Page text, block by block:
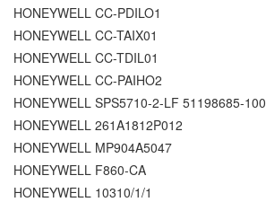
HONEYWELL CC-PDILO1
HONEYWELL CC-TAIX01
HONEYWELL CC-TDIL01
HONEYWELL CC-PAIHO2
HONEYWELL SPS5710-2-LF 51198685-100
HONEYWELL 261A1812P012
HONEYWELL MP904A5047
HONEYWELL F860-CA
HONEYWELL 10310/1/1